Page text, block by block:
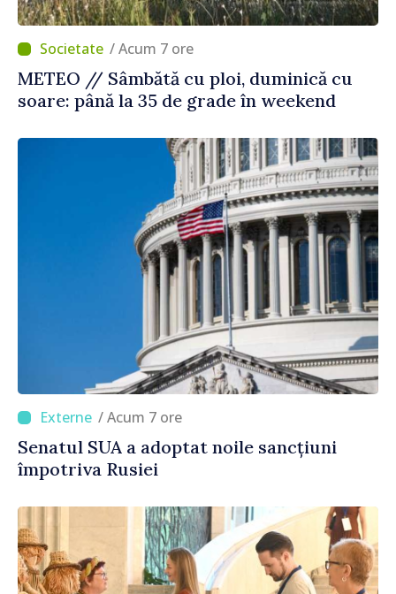
/ Acum 7 ore
METEO // Sâmbătă cu ploi, duminică cu
soare: până la 35 de grade în weekend
/ Acum 7 ore
Senatul SUA a adoptat noile sancțiuni
împotriva Rusiei